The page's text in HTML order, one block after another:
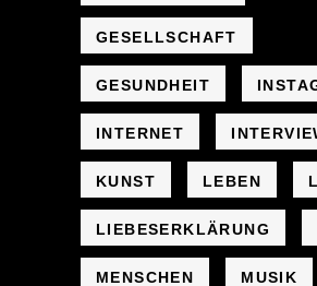
GESELLSCHAFT
GESUNDHEIT
INTERNET
KUNST LEBEN
LIEBESERKLÄRUNG
MENSCHEN MUSIK